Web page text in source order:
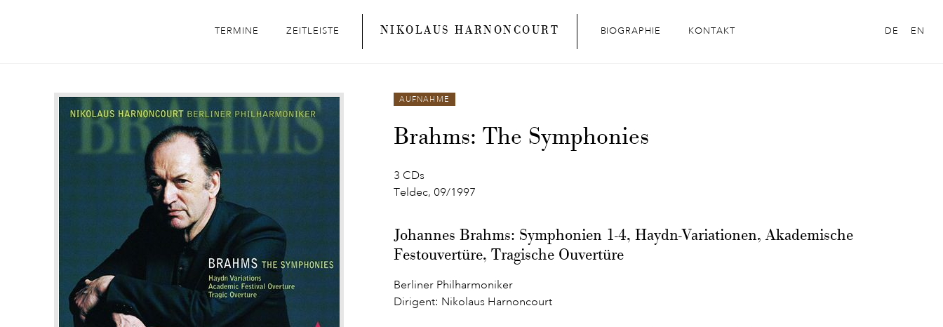
TERMINE ZEITLEISTE NIKOLAUS HARNONCOURT BIOGRAPHIE KONTAKT DE EN
AUFNAHME
Brahms: The Symphonies
3 CDs
Teldec, 09/1997
Johannes Brahms: Symphonien 1-4, Haydn-Variationen, Akademische
Festouvertüre, Tragische Ouvertüre
Berliner Philharmoniker
Dirigent: Nikolaus Harnoncourt